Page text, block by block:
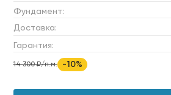
Фундамент:
Доставка:
Гарантия:
14 300 ₽/п.м. -10%